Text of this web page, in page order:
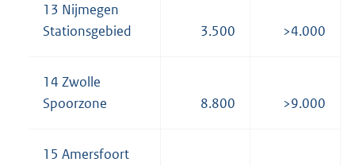
13 Nijmegen
Stationsgebied
3.500 >4.000
14 Zwolle
Spoorzone
8.800 >9.000
15 Amersfoort